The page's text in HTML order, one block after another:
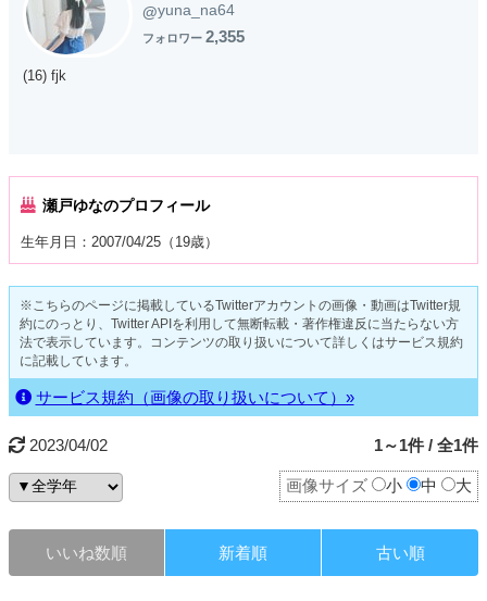
@yuna_na64
フォロワー 2,355
(16) fjk
瀬戸ゆなのプロフィール
生年月日：2007/04/25（19歳）
※こちらのページに掲載しているTwitterアカウントの画像・動画はTwitter規
約にのっとり、Twitter APIを利用して無断転載・著作権違反に当たらない方
法で表示しています。コンテンツの取り扱いについて詳しくはサービス規約
に記載しています。
サービス規約（画像の取り扱いについて）»
2023/04/02 1～1件 / 全1件
画像サイズ 小 中 大
いいね数順 新着順 古い順